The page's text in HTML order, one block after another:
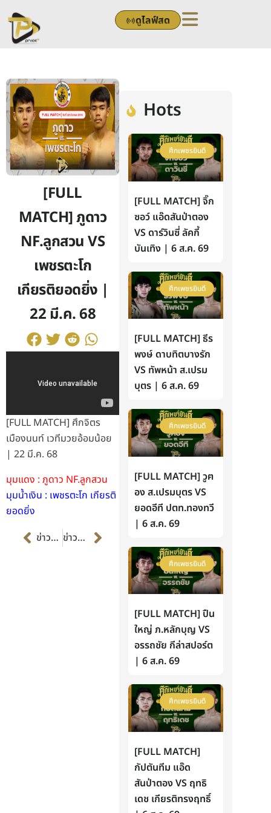
to
content
ดูไลฟ์สด
[FULL
MATCH] ภูดาว
NF.ลูกสวน VS
เพชรตะโก
เกียรติยอดยิ่ง |
22 มี.ค. 68
[FULL MATCH] ศึกจิตร
เมืองนนท์ เวทีมวยอ้อมน้อย
| 22 มี.ค. 68
มุมแดง : ภูดาว NF.ลูกสวน
มุมน้ำเงิน : เพชรตะโก เกียรติ
ยอดยิ่ง
Prevข่าวก่อนหน้า ข่าวต่อไป Next
Hots
ศึกเพชรยินดี
[FULL MATCH] จิ๊ก
ซอว์ แอ๊ดสันป่าตอง
VS ดาร์วินซี่ ลัคกี้
บันเทิง | 6 ส.ค. 69
ศึกเพชรยินดี
[FULL MATCH] ธีร
พงษ์ ดาบทิตบางรัก
VS ทัพหน้า ส.เปรม
บุตร | 6 ส.ค. 69
ศึกเพชรยินดี
[FULL MATCH] วูฅ
อง ส.เปรมบุตร VS
ยอดอีที ปตท.ทองทวี
| 6 ส.ค. 69
ศึกเพชรยินดี
[FULL MATCH] ปืน
ใหญ่ ภ.หลักบุญ VS
อรรถชัย กีล่าสปอร์ต
| 6 ส.ค. 69
ศึกเพชรยินดี
[FULL MATCH]
กัปตันทีม แอ๊ด
สันป่าตอง VS ฤทธิ
เดช เกียรติทรงฤทธิ์